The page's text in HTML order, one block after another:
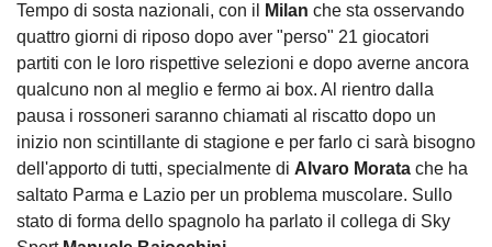
Tempo di sosta nazionali, con il Milan che sta osservando
quattro giorni di riposo dopo aver "perso" 21 giocatori
partiti con le loro rispettive selezioni e dopo averne ancora
qualcuno non al meglio e fermo ai box. Al rientro dalla
pausa i rossoneri saranno chiamati al riscatto dopo un
inizio non scintillante di stagione e per farlo ci sarà bisogno
dell'apporto di tutti, specialmente di Alvaro Morata che ha
saltato Parma e Lazio per un problema muscolare. Sullo
stato di forma dello spagnolo ha parlato il collega di Sky